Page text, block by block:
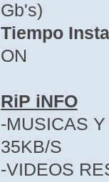
Gb's)
Tiempo
ON
RiP iNFO
-MUSICAS
35KB/S
-VIDEOS